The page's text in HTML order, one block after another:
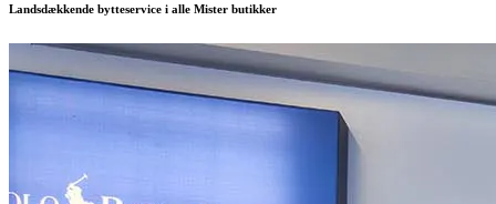
Landsdækkende bytteservice i alle Mister butikker